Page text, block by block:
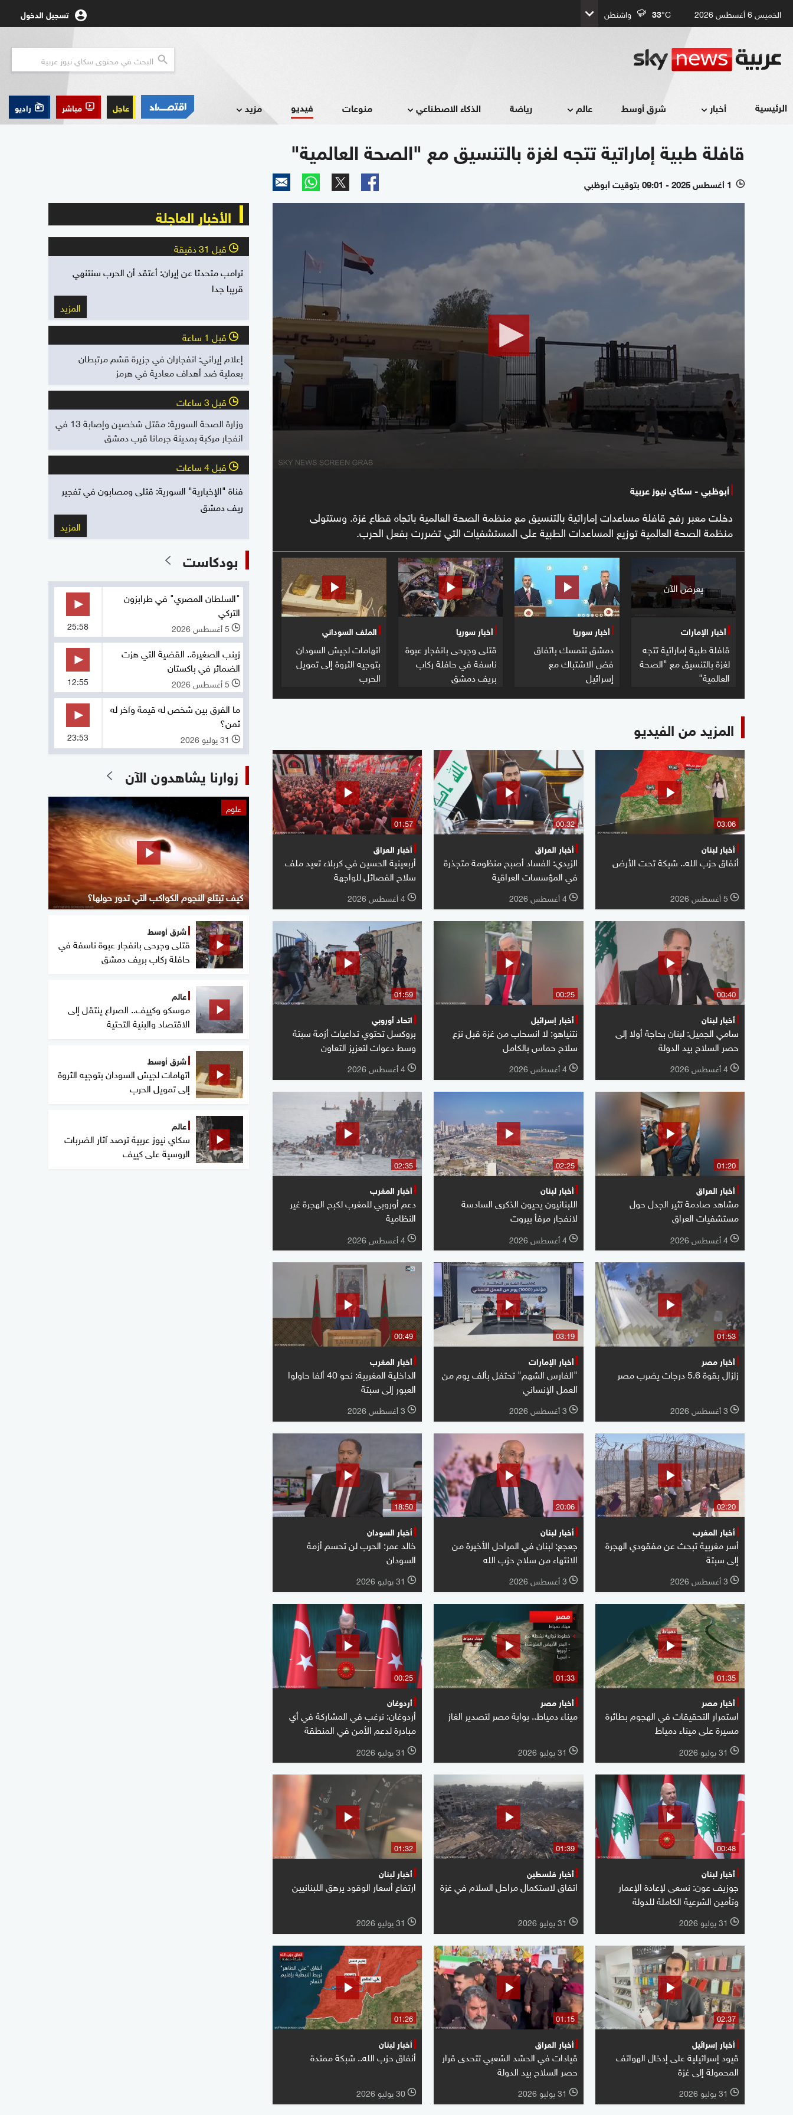
الخميس 6 أغسطس 2026 33°C واشنطن تسجيل الدخول
الرئيسية أخبار شرق أوسط عالم رياضة الذكاء الاصطناعي منوعات فيديو مزيد عاجل مباشر راديو
قافلة طبية إماراتية تتجه لغزة بالتنسيق مع "الصحة العالمية"
l 1 أغسطس 2025 - 09:01 بتوقيت أبوظبي
seconds
أبوظبي - سكاي نيوز عربية
دخلت معبر رفح قافلة مساعدات إماراتية بالتنسيق مع منظمة الصحة العالمية باتجاه قطاع غزة. وستتولى
منظمة الصحة العالمية توزيع المساعدات الطبية على المستشفيات التي تضررت بفعل الحرب.
يعرض الآن
أخبار الإمارات
قافلة طبية إماراتية تتجه
لغزة بالتنسيق مع "الصحة
العالمية"
أخبار سوريا
دمشق تتمسك باتفاق
فض الاشتباك مع
إسرائيل
أخبار سوريا
قتلى وجرحى بانفجار عبوة
ناسفة في حافلة ركاب
بريف دمشق
الملف السوداني
اتهامات لجيش السودان
بتوجيه الثروة إلى تمويل
الحرب
المزيد من الفيديو
03:06
أخبار لبنان
أنفاق حزب الله.. شبكة تحت الأرض
l 5 أغسطس 2026
00:32
أخبار العراق
الزيدي: الفساد أصبح منظومة متجذرة
في المؤسسات العراقية
l 4 أغسطس 2026
01:57
أخبار العراق
أربعينية الحسين في كربلاء تعيد ملف
سلاح الفصائل للواجهة
l 4 أغسطس 2026
00:40
أخبار لبنان
سامي الجميل: لبنان بحاجة أولا إلى
حصر السلاح بيد الدولة
l 4 أغسطس 2026
00:25
أخبار إسرائيل
نتنياهو: لا انسحاب من غزة قبل نزع
سلاح حماس بالكامل
l 4 أغسطس 2026
01:59
اتحاد أوروبي
بروكسل تحتوي تداعيات أزمة سبتة
وسط دعوات لتعزيز التعاون
l 4 أغسطس 2026
01:20
أخبار العراق
مشاهد صادمة تثير الجدل حول
مستشفيات العراق
l 4 أغسطس 2026
02:25
أخبار لبنان
اللبنانيون يحيون الذكرى السادسة
لانفجار مرفأ بيروت
l 4 أغسطس 2026
02:35
أخبار المغرب
دعم أوروبي للمغرب لكبح الهجرة غير
النظامية
l 4 أغسطس 2026
01:53
أخبار مصر
زلزال بقوة 5.6 درجات يضرب مصر
l 3 أغسطس 2026
03:19
أخبار الإمارات
"الفارس الشهم" تحتفل بألف يوم من
العمل الإنساني
l 3 أغسطس 2026
00:49
أخبار المغرب
الداخلية المغربية: نحو 40 ألفا حاولوا
العبور إلى سبتة
l 3 أغسطس 2026
02:20
أخبار المغرب
أسر مغربية تبحث عن مفقودي الهجرة
إلى سبتة
l 3 أغسطس 2026
20:06
أخبار لبنان
جعجع: لبنان في المراحل الأخيرة من
الانتهاء من سلاح حزب الله
l 3 أغسطس 2026
18:50
أخبار السودان
خالد عمر: الحرب لن تحسم أزمة
السودان
l 31 يوليو 2026
01:35
أخبار مصر
استمرار التحقيقات في الهجوم بطائرة
مسيرة على ميناء دمياط
l 31 يوليو 2026
01:33
أخبار مصر
ميناء دمياط.. بوابة مصر لتصدير الغاز
l 31 يوليو 2026
00:25
أردوغان
أردوغان: نرغب في المشاركة في أي
مبادرة لدعم الأمن في المنطقة
l 31 يوليو 2026
00:48
أخبار لبنان
جوزيف عون: نسعى لإعادة الإعمار
وتأمين الشرعية الكاملة للدولة
l 31 يوليو 2026
01:39
أخبار فلسطين
اتفاق لاستكمال مراحل السلام في غزة
l 31 يوليو 2026
01:32
أخبار لبنان
ارتفاع أسعار الوقود يرهق اللبنانيين
l 31 يوليو 2026
02:37
أخبار إسرائيل
قيود إسرائيلية على إدخال الهواتف
المحمولة إلى غزة
l 31 يوليو 2026
01:15
أخبار العراق
قيادات في الحشد الشعبي تتحدى قرار
حصر السلاح بيد الدولة
l 31 يوليو 2026
01:26
أخبار لبنان
أنفاق حزب الله.. شبكة ممتدة
l 30 يوليو 2026
الأخبار العاجلة
l قبل 31 دقيقة
ترامب متحدثا عن إيران: أعتقد أن الحرب سنتنهي
قريبا جدا
المزيد
l قبل 1 ساعة
إعلام إيراني: انفجاران في جزيرة قشم مرتبطان
بعملية ضد أهداف معادية في هرمز
l قبل 3 ساعات
وزارة الصحة السورية: مقتل شخصين وإصابة 13 في
انفجار مركبة بمدينة جرمانا قرب دمشق
l قبل 4 ساعات
فناة "الإخبارية" السورية: قتلى ومصابون في تفجير
ريف دمشق
المزيد
بودكاست
"السلطان المصري" في طرابزون
التركي
l 5 أغسطس 2026 25:58
زينب الصغيرة.. القضية التي هزت
الضمائر في باكستان
l 5 أغسطس 2026 12:55
ما الفرق بين شخص له قيمة وآخر له
ثمن؟
l 31 يوليو 2026 23:53
زوارنا يشاهدون الآن
علوم
كيف تبتلع النجوم الكواكب التي تدور حولها؟
شرق أوسط
قتلى وجرحى بانفجار عبوة ناسفة في
حافلة ركاب بريف دمشق
عالم
موسكو وكييف.. الصراع ينتقل إلى
الاقتصاد والبنية التحتية
شرق أوسط
اتهامات لجيش السودان بتوجيه الثروة
إلى تمويل الحرب
عالم
سكاي نيوز عربية ترصد آثار الضربات
الروسية على كييف